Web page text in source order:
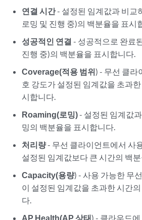
연결 시간- 설정된 임계값과 비교
로밍 및 진행 중)의 백분율을 표시
성공적인 연결 - 성공적으로 완료
진행 중)의 백분율을 표시합니다.
Coverage(적용 범위) - 무선 클라
호 강도가 설정된 임계값을 초과
시합니다.
Roaming(로밍)- 설정된 임계값
밍의 백분율을 표시합니다.
처리량- 무선 클라이언트에서 사
설정된 임계값보다 큰 시간의 백
Capacity(용량) - 사용 가능한 무
이 설정된 임계값을 초과한 시간
다.
AP Health(AP 상태) - 클라우드